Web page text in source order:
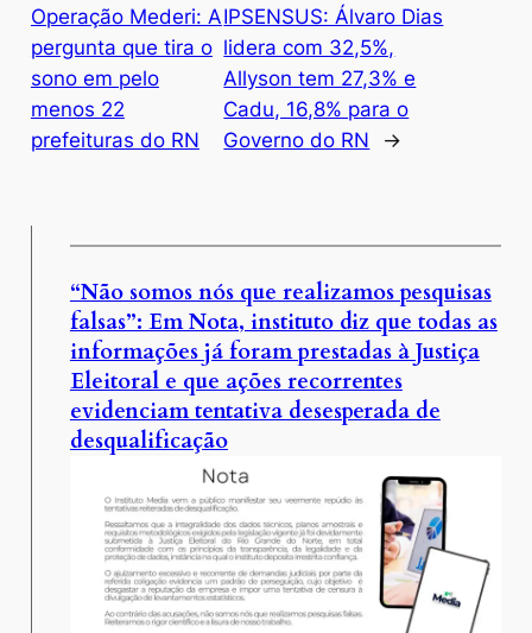
Operação Mederi: A
pergunta que tira o
sono em pelo
menos 22
prefeituras do RN
IPSENSUS: Álvaro Dias
lidera com 32,5%,
Allyson tem 27,3% e
Cadu, 16,8% para o
Governo do RN
→
“Não somos nós que realizamos pesquisas
falsas”: Em Nota, instituto diz que todas as
informações já foram prestadas à Justiça
Eleitoral e que ações recorrentes
evidenciam tentativa desesperada de
desqualificação